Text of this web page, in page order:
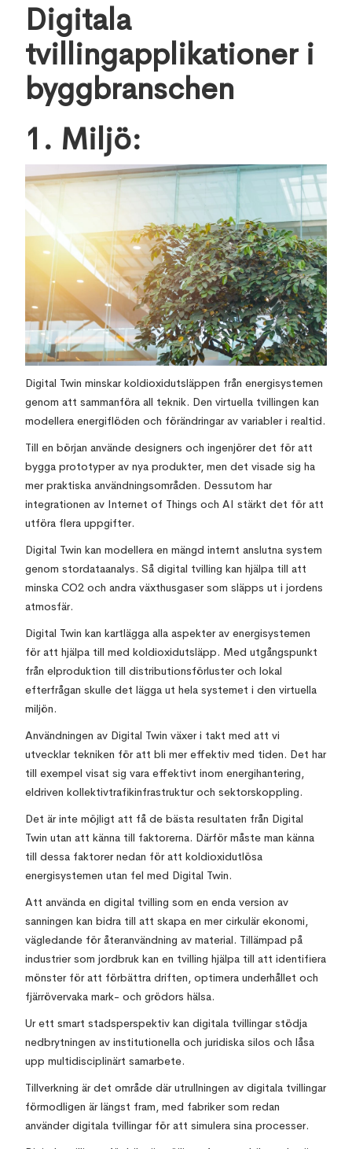
Digitala
tvillingapplikationer i
byggbranschen
1. Miljö:
Digital Twin minskar koldioxidutsläppen från energisystemen
genom att sammanföra all teknik. Den virtuella tvillingen kan
modellera energiflöden och förändringar av variabler i realtid.
Till en början använde designers och ingenjörer det för att
bygga prototyper av nya produkter, men det visade sig ha
mer praktiska användningsområden. Dessutom har
integrationen av Internet of Things och AI stärkt det för att
utföra flera uppgifter.
Digital Twin kan modellera en mängd internt anslutna system
genom stordataanalys. Så digital tvilling kan hjälpa till att
minska CO2 och andra växthusgaser som släpps ut i jordens
atmosfär.
Digital Twin kan kartlägga alla aspekter av energisystemen
för att hjälpa till med koldioxidutsläpp. Med utgångspunkt
från elproduktion till distributionsförluster och lokal
efterfrågan skulle det lägga ut hela systemet i den virtuella
miljön.
Användningen av Digital Twin växer i takt med att vi
utvecklar tekniken för att bli mer effektiv med tiden. Det har
till exempel visat sig vara effektivt inom energihantering,
eldriven kollektivtrafikinfrastruktur och sektorskoppling.
Det är inte möjligt att få de bästa resultaten från Digital
Twin utan att känna till faktorerna. Därför måste man känna
till dessa faktorer nedan för att koldioxidutlösa
energisystemen utan fel med Digital Twin.
Att använda en digital tvilling som en enda version av
sanningen kan bidra till att skapa en mer cirkulär ekonomi,
vägledande för återanvändning av material. Tillämpad på
industrier som jordbruk kan en tvilling hjälpa till att identifiera
mönster för att förbättra driften, optimera underhållet och
fjärrövervaka mark- och grödors hälsa.
Ur ett smart stadsperspektiv kan digitala tvillingar stödja
nedbrytningen av institutionella och juridiska silos och låsa
upp multidisciplinärt samarbete.
Tillverkning är det område där utrullningen av digitala tvillingar
förmodligen är längst fram, med fabriker som redan
använder digitala tvillingar för att simulera sina processer.